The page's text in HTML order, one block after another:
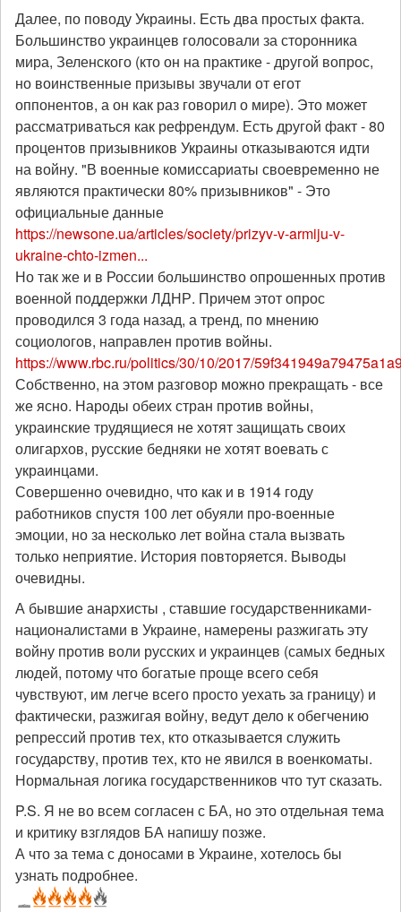
Далее, по поводу Украины. Есть два простых факта.
Большинство украинцев голосовали за сторонника
мира, Зеленского (кто он на практике - другой вопрос,
но воинственные призывы звучали от егот
оппонентов, а он как раз говорил о мире). Это может
рассматриваться как рефрендум. Есть другой факт - 80
процентов призывников Украины отказываются идти
на войну. "В военные комиссариаты своевременно не
являются практически 80% призывников" - Это
официальные данные
https://newsone.ua/articles/society/prizyv-v-armiju-v-
ukraine-chto-izmen...
Но так же и в России большинство опрошенных против
военной поддержки ЛДНР. Причем этот опрос
проводился 3 года назад, а тренд, по мнению
социологов, направлен против войны.
https://www.rbc.ru/politics/30/10/2017/
Собственно, на этом разговор можно прекращать - все
же ясно. Народы обеих стран против войны,
украинские трудящиеся не хотят защищать своих
олигархов, русские бедняки не хотят воевать с
украинцами.
Совершенно очевидно, что как и в 1914 году
работников спустя 100 лет обуяли про-военные
эмоции, но за несколько лет война стала вызвать
только неприятие. История повторяется. Выводы
очевидны.
А бывшие анархисты , ставшие государственниками-
националистами в Украине, намерены разжигать эту
войну против воли русских и украинцев (самых бедных
людей, потому что богатые проще всего себя
чувствуют, им легче всего просто уехать за границу) и
фактически, разжигая войну, ведут дело к обегчению
репрессий против тех, кто отказывается служить
государству, против тех, кто не явился в военкоматы.
Нормальная логика государственников что тут сказать.
P.S. Я не во всем согласен с БА, но это отдельная тема
и критику взглядов БА напишу позже.
А что за тема с доносами в Украине, хотелось бы
узнать подробнее.